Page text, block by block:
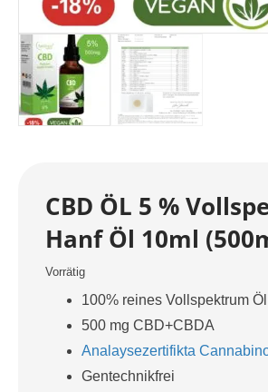
CBD ÖL 5 %
Hanf Öl 10ml
Vorrätig
100% reines Vollspektrum
500 mg CBD+CBDA
Analaysezertifikta
Gentechnikfrei